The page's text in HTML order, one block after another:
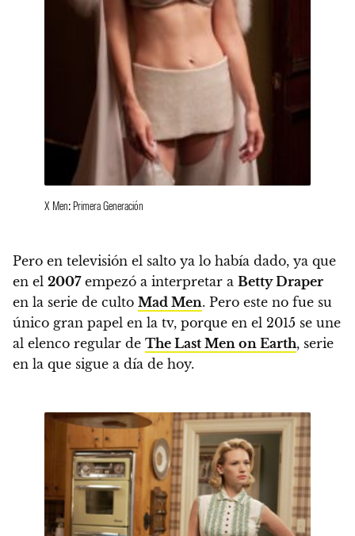
X Men: Primera Generación
Pero en televisión el salto ya lo había dado, ya que
en el 2007empezó a interpretar a Betty Draper
en la serie de culto Mad Men. Pero este no fue su
único gran papel en la tv, porque en el 2015 se une
al elenco regular de The Last Men on Earth, serie
en la que sigue a día de hoy.